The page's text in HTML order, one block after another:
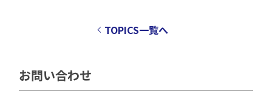
TOPICS一覧へ
お問い合わせ